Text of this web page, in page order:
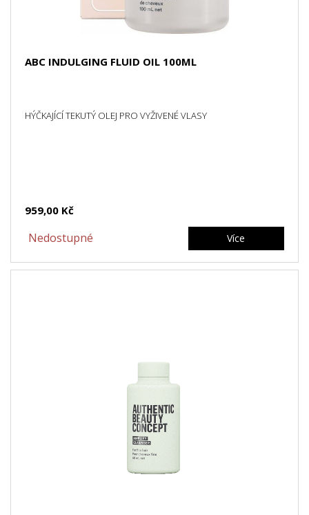
ABC INDULGING FLUID OIL 100ML
HÝČKAJÍCÍ TEKUTÝ OLEJ PRO VYŽIVENÉ VLASY
959,00 Kč
Nedostupné Více